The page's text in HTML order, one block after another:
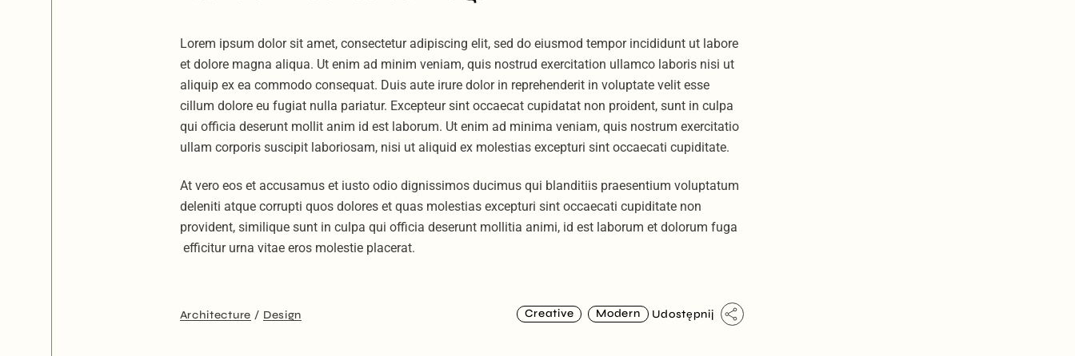
Lorem ipsum dolor sit amet, consectetur adipiscing elit, sed do eiusmod tempor incididunt ut labore
et dolore magna aliqua. Ut enim ad minim veniam, quis nostrud exercitation ullamco laboris nisi ut
aliquip ex ea commodo consequat. Duis aute irure dolor in reprehenderit in voluptate velit esse
cillum dolore eu fugiat nulla pariatur. Excepteur sint occaecat cupidatat non proident, sunt in culpa
qui officia deserunt mollit anim id est laborum. Ut enim ad minima veniam, quis nostrum exercitatio
ullam corporis suscipit laboriosam, nisi ut aliquid ex molestias excepturi sint occaecati cupiditate.
At vero eos et accusamus et iusto odio dignissimos ducimus qui blanditiis praesentium voluptatum
deleniti atque corrupti quos dolores et quas molestias excepturi sint occaecati cupiditate non
provident, similique sunt in culpa qui officia deserunt mollitia animi, id est laborum et dolorum fuga
efficitur urna vitae eros molestie placerat.
Architecture Design Creative Modern Udostępnij